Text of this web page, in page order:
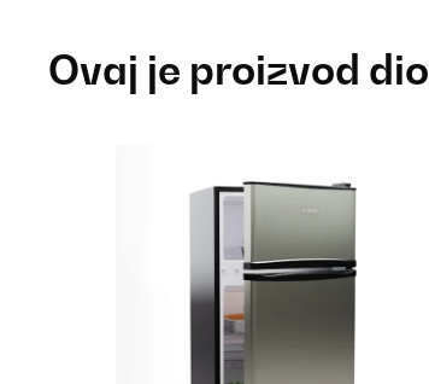
Ovaj je proizvod dio